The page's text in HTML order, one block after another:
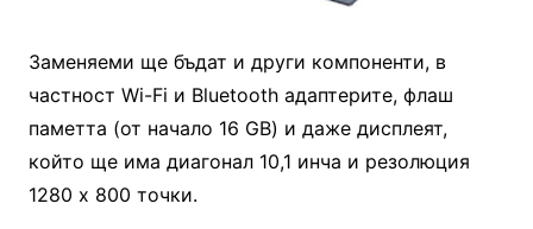
Заменяеми ще бъдат и други компоненти, в
частност Wi-Fi и Bluetooth адаптерите, флаш
паметта (от начало 16 GB) и даже дисплеят,
който ще има диагонал 10,1 инча и резолюция
1280 х 800 точки.